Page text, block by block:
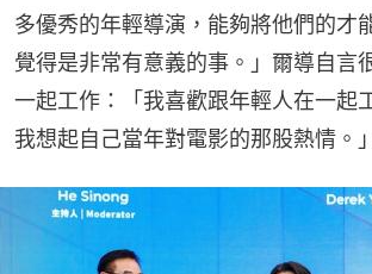
多優秀的年輕導演，能夠將他們的才
覺得是非常有意義的事。」爾導自言
一起工作：「我喜歡跟年輕人在一起
我想起自己當年對電影的那股熱情。」